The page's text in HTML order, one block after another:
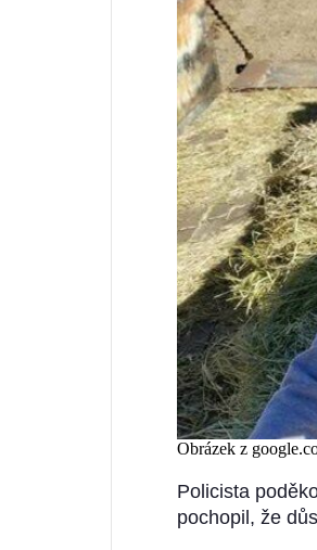
Obrázek z
Policista
pochopil, že